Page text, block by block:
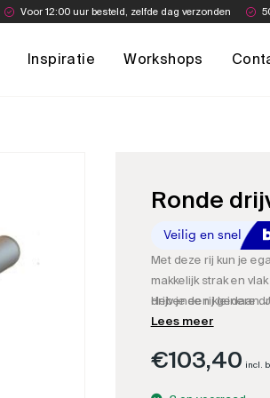
Voor 12:00 uur besteld, zelfde dag verzonden
Inspiratie Workshops
Ronde
Met deze rij kun je
makkelijk strak en
drijvende rij gedaan.
passende steel erbij
Heb je een kleinere
Lees meer
€103,40 incl.